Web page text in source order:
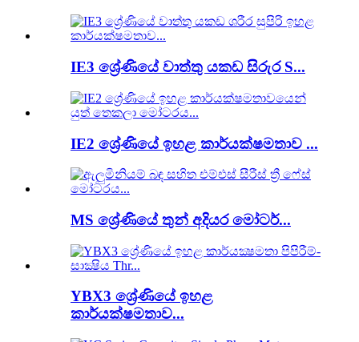
IE3 ශ්‍රේණියේ වාත්තු යකඩ සිරුර S...
IE2 ශ්‍රේණියේ ඉහළ කාර්යක්ෂමතාව ...
MS ශ්‍රේණියේ තුන් අදියර මෝටර්...
YBX3 ශ්‍රේණියේ ඉහළ
කාර්යක්ෂමතාව...